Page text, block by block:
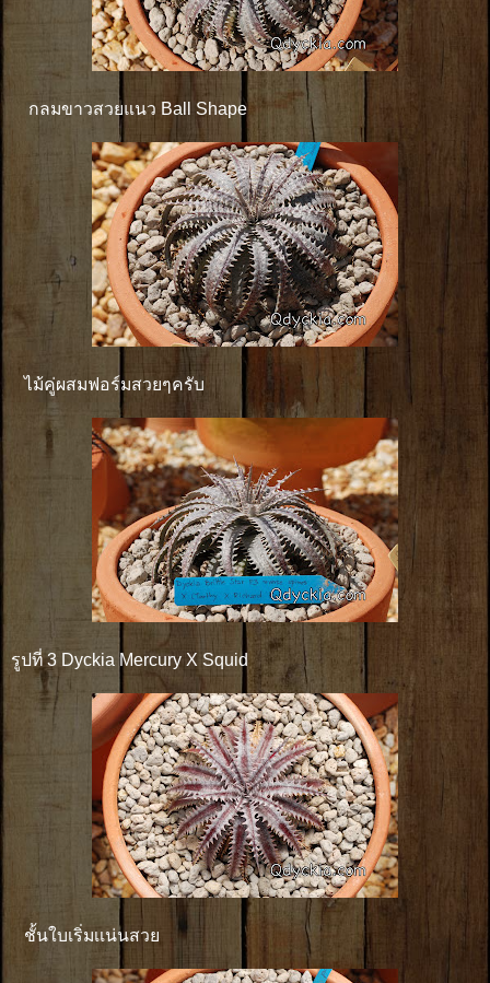
กลมขาวสวยแนว Ball Shape
ไม้คู่ผสมฟอร์มสวยๆครับ
รูปที่ 3 Dyckia Mercury X Squid
ชั้นใบเริ่มเเน่นสวย